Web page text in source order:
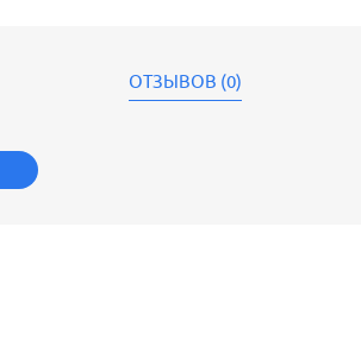
ОТЗЫВОВ (0)